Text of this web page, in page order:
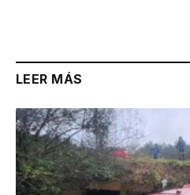
LEER MÁS